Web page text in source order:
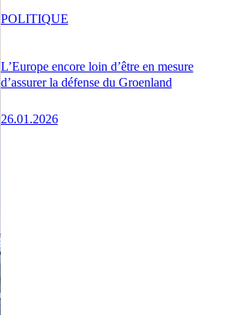
L’Europe encore loin d’être en mesure
d’assurer la défense du Groenland
26.01.2026
POLITIQUE